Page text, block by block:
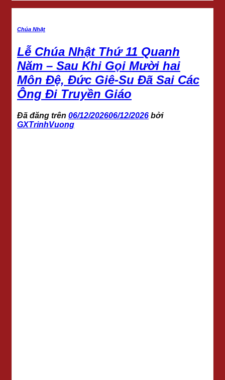
Chúa Nhật
Lễ Chúa Nhật Thứ 11 Quanh
Năm – Sau Khi Gọi Mười hai
Môn Đệ, Đức Giê-Su Đã Sai Các
Ông Đi Truyền Giáo
Đã đăng trên 06/12/202606/12/2026 bởi
GXTrinhVuong